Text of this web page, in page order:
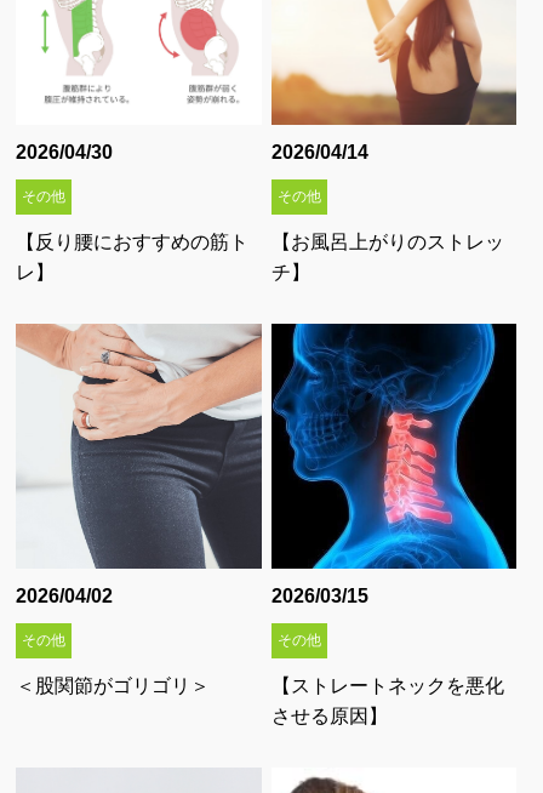
2026/04/30
その他
【反り腰におすすめの筋ト
レ】
2026/04/14
その他
【お風呂上がりのストレッ
チ】
2026/04/02
その他
＜股関節がゴリゴリ＞
2026/03/15
その他
【ストレートネックを悪化
させる原因】